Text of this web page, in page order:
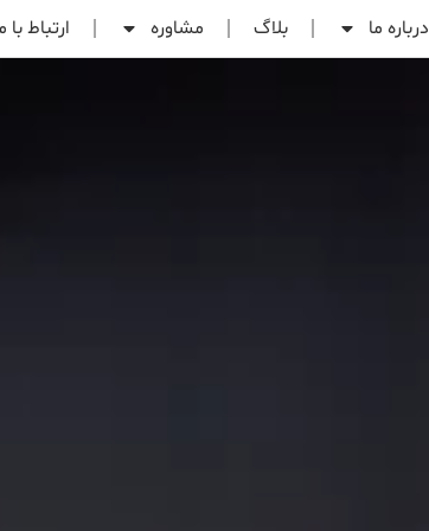
درباره ما بلاگ مشاوره ارتباط با